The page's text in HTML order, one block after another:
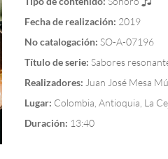
Fecha de realización: 2019
No catalogación: SO-A-07196
Título de serie: Sabores
Realizadores: Juan José Mesa
Lugar: Colombia, Antioquia, La
Duración: 13:40